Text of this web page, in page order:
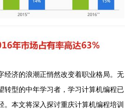
经济的浪潮正悄然改变着职业格局。无
转型的中年学习者，学习计算机编程已
。本文将深入探讨重庆计算机编程培训